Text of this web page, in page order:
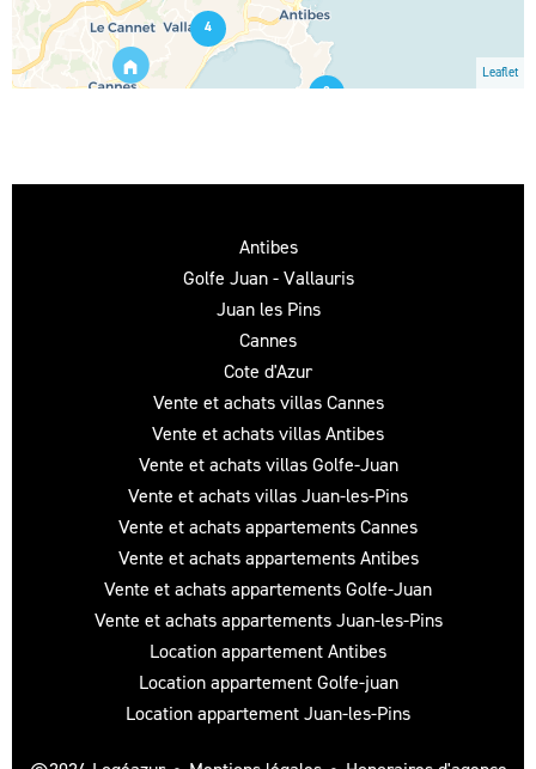
2
4
Leaflet
Antibes
Golfe Juan - Vallauris
Juan les Pins
Cannes
Cote d'Azur
Vente et achats villas Cannes
Vente et achats villas Antibes
Vente et achats villas Golfe-Juan
Vente et achats villas Juan-les-Pins
Vente et achats appartements Cannes
Vente et achats appartements Antibes
Vente et achats appartements Golfe-Juan
Vente et achats appartements Juan-les-Pins
Location appartement Antibes
Location appartement Golfe-juan
Location appartement Juan-les-Pins